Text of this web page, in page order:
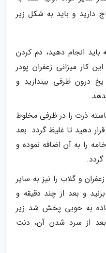
دارید و باید به شکل زیر
باید انجام دهید، دم کردن
کار میزانی زعفران پودر
درون ظرفی بیندازید و
ذرت را در ظرفی مخلوط
دهید تا غلیظ گردد. بعد
را به آن اضافه نموده و
و گلاب را نیز به سایر
و بعد از چند دقیقه و
به خوبی پخش شد زیر
بعد از سرد شدن آن، دنت